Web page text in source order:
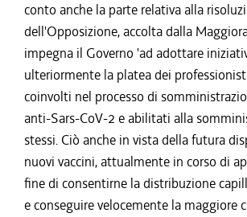
conto anche la parte relativa alla
dell'Opposizione, accolta dalla
impegna il Governo 'ad adottare
ulteriormente la platea dei
coinvolti nel processo di
anti-Sars-CoV-2 e abilitati alla
stessi. Ciò anche in vista della futura
nuovi vaccini, attualmente in corso di
fine di consentirne la distribuzione
e conseguire velocemente la maggiore